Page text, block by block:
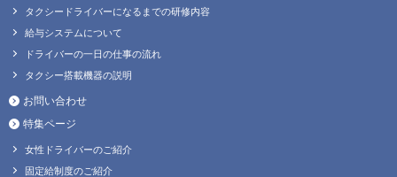
タクシードライバーになるまでの研修内容
給与システムについて
ドライバーの一日の仕事の流れ
タクシー搭載機器の説明
お問い合わせ
特集ページ
女性ドライバーのご紹介
固定給制度のご紹介